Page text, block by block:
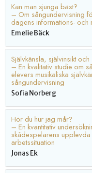
Kan man sjunga bäst?
– Om sångundervisning
dagens informations- och
Emelie Bäck
Självkänsla, självinsikt och
– En kvalitativ studie om
elevers musikaliska
sångundervisning
Sofia Norberg
Hör du hur jag mår?
– En kvantitativ
skådespelarens
arbetssituation
Jonas Ek